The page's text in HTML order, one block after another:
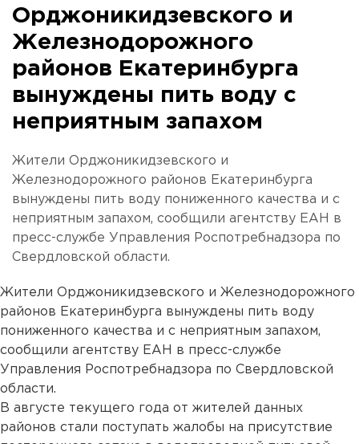
Орджоникидзевского и
Железнодорожного
районов Екатеринбурга
вынуждены пить воду с
неприятным запахом
Жители Орджоникидзевского и
Железнодорожного районов Екатеринбурга
вынуждены пить воду пониженного качества и с
неприятным запахом, сообщили агентству ЕАН в
пресс-службе Управления Роспотребнадзора по
Свердловской области.
Жители Орджоникидзевского и Железнодорожного
районов Екатеринбурга вынуждены пить воду
пониженного качества и с неприятным запахом,
сообщили агентству ЕАН в пресс-службе
Управления Роспотребнадзора по Свердловской
области.
В августе текущего года от жителей данных
районов стали поступать жалобы на присутствие